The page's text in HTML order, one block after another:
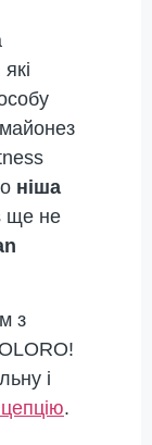
ніша
ще не
з
і
.